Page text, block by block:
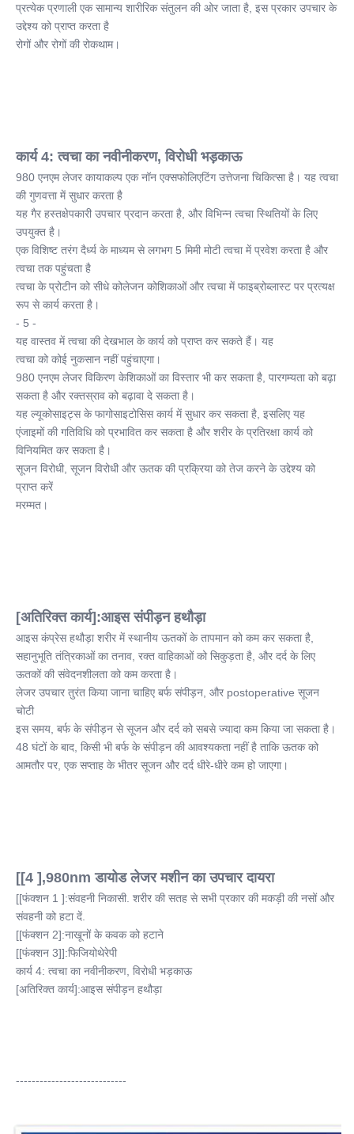
प्रत्येक प्रणाली एक सामान्य शारीरिक संतुलन की ओर जाता है, इस प्रकार उपचार के
उद्देश्य को प्राप्त करता है
रोगों और रोगों की रोकथाम।
कार्य 4: त्वचा का नवीनीकरण, विरोधी भड़काऊ
980 एनएम लेजर कायाकल्प एक नॉन एक्सफोलिएटिंग उत्तेजना चिकित्सा है। यह त्वचा
की गुणवत्ता में सुधार करता है
यह गैर हस्तक्षेपकारी उपचार प्रदान करता है, और विभिन्न त्वचा स्थितियों के लिए
उपयुक्त है।
एक विशिष्ट तरंग दैर्ध्य के माध्यम से लगभग 5 मिमी मोटी त्वचा में प्रवेश करता है और
त्वचा तक पहुंचता है
त्वचा के प्रोटीन को सीधे कोलेजन कोशिकाओं और त्वचा में फाइब्रोब्लास्ट पर प्रत्यक्ष
रूप से कार्य करता है।
- 5 -
यह वास्तव में त्वचा की देखभाल के कार्य को प्राप्त कर सकते हैं। यह
त्वचा को कोई नुकसान नहीं पहुंचाएगा।
980 एनएम लेजर विकिरण केशिकाओं का विस्तार भी कर सकता है, पारगम्यता को बढ़ा
सकता है और रक्तस्राव को बढ़ावा दे सकता है।
यह ल्यूकोसाइट्स के फागोसाइटोसिस कार्य में सुधार कर सकता है, इसलिए यह
एंजाइमों की गतिविधि को प्रभावित कर सकता है और शरीर के प्रतिरक्षा कार्य को
विनियमित कर सकता है।
सूजन विरोधी, सूजन विरोधी और ऊतक की प्रक्रिया को तेज करने के उद्देश्य को
प्राप्त करें
मरम्मत।
[अतिरिक्त कार्य]:आइस संपीड़न हथौड़ा
आइस कंप्रेस हथौड़ा शरीर में स्थानीय ऊतकों के तापमान को कम कर सकता है,
सहानुभूति तंत्रिकाओं का तनाव, रक्त वाहिकाओं को सिकुड़ता है, और दर्द के लिए
ऊतकों की संवेदनशीलता को कम करता है।
लेजर उपचार तुरंत किया जाना चाहिए बर्फ संपीड़न, और postoperative सूजन
चोटी
इस समय, बर्फ के संपीड़न से सूजन और दर्द को सबसे ज्यादा कम किया जा सकता है।
48 घंटों के बाद, किसी भी बर्फ के संपीड़न की आवश्यकता नहीं है ताकि ऊतक को
आमतौर पर, एक सप्ताह के भीतर सूजन और दर्द धीरे-धीरे कम हो जाएगा।
[[4 ],980nm डायोड लेजर मशीन का उपचार दायरा
[[फंक्शन 1 ]:संवहनी निकासी. शरीर की सतह से सभी प्रकार की मकड़ी की नसों और
संवहनी को हटा दें.
[[फंक्शन 2]:नाखूनों के कवक को हटाने
[[फंक्शन 3]]:फिजियोथेरेपी
कार्य 4: त्वचा का नवीनीकरण, विरोधी भड़काऊ
[अतिरिक्त कार्य]:आइस संपीड़न हथौड़ा
----------------------------